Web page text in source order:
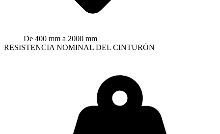
De 400 mm a 2000 mm
RESISTENCIA NOMINAL DEL CINTURÓN